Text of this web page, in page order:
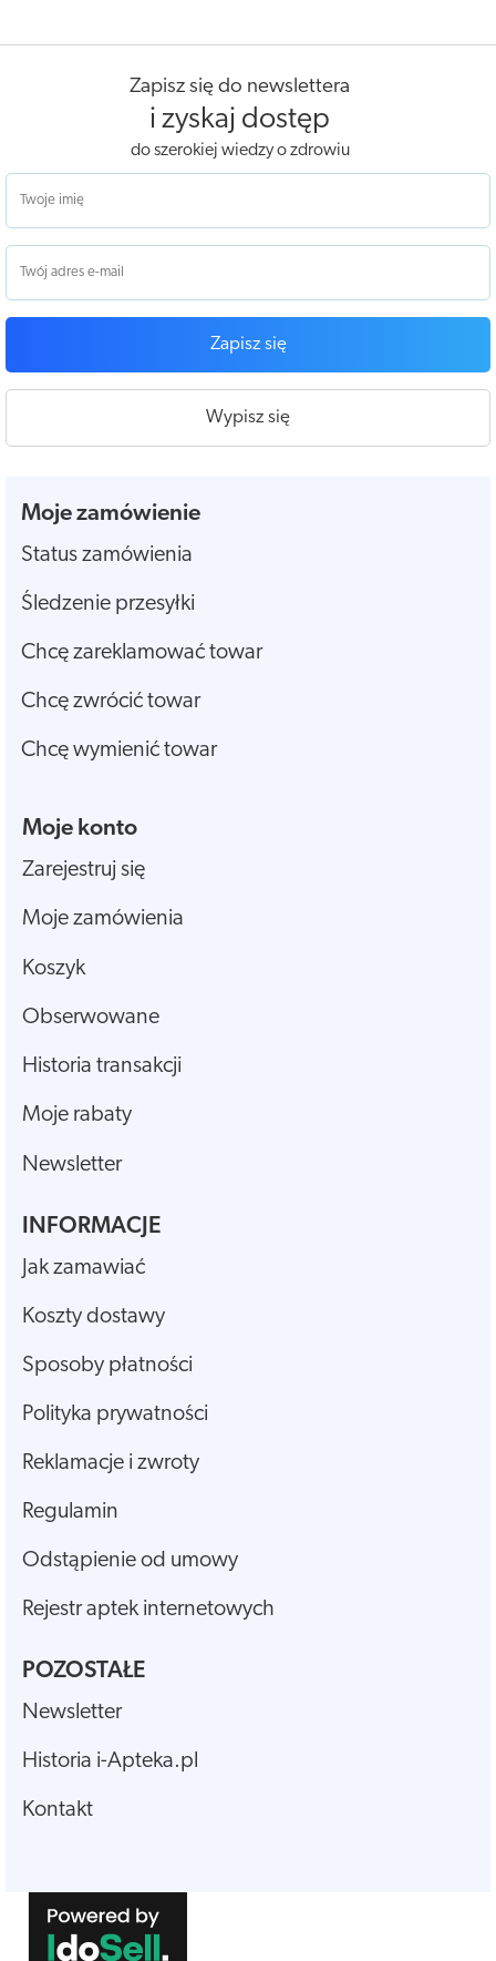
Zapisz się do newslettera
i zyskaj dostęp
do szerokiej wiedzy o zdrowiu
Zapisz się
Wypisz się
Moje zamówienie
Status zamówienia
Śledzenie przesyłki
Chcę zareklamować towar
Chcę zwrócić towar
Chcę wymienić towar
Moje konto
Zarejestruj się
Moje zamówienia
Koszyk
Obserwowane
Historia transakcji
Moje rabaty
Newsletter
INFORMACJE
Jak zamawiać
Koszty dostawy
Sposoby płatności
Polityka prywatności
Reklamacje i zwroty
Regulamin
Odstąpienie od umowy
Rejestr aptek internetowych
POZOSTAŁE
Newsletter
Historia i-Apteka.pl
Kontakt